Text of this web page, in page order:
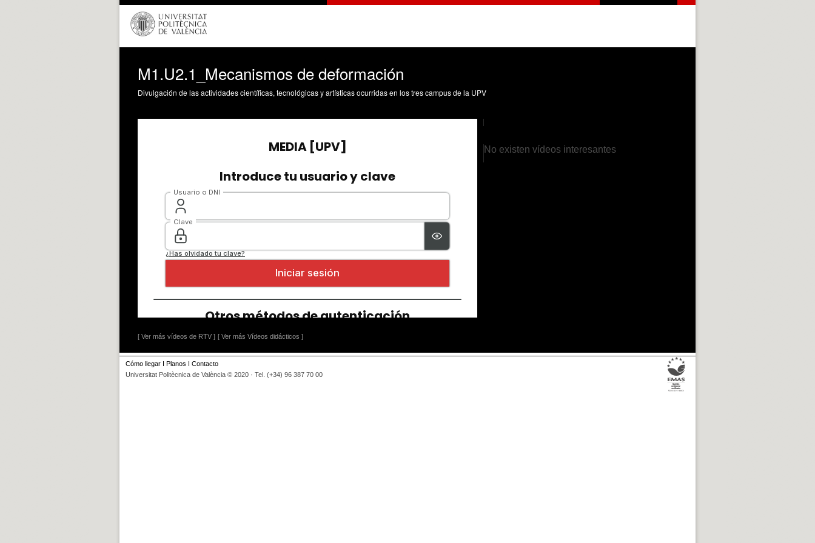
M1.U2.1_Mecanismos de deformación
Divulgación de las actividades científicas, tecnológicas y artísticas ocurridas en los tres campus de la UPV
[ Ver más vídeos de RTV ] [ Ver más Vídeos didácticos ]
No existen vídeos interesantes
Cómo llegar I Planos I Contacto
Universitat Politècnica de València © 2020 · Tel. (+34) 96 387 70 00